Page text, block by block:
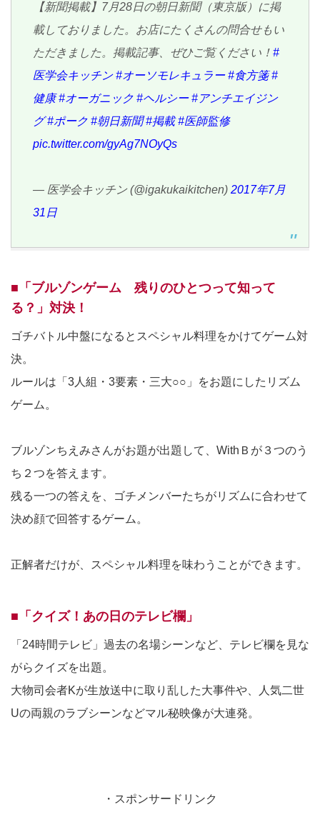
【新聞掲載】7月28日の朝日新聞（東京版）に掲
載しておりました。お店にたくさんの問合せもい
ただきました。掲載記事、ぜひご覧ください！ #
医学会キッチン #オーソモレキュラー #食方箋 #
健康 #オーガニック #ヘルシー #アンチエイジン
グ #ポーク #朝日新聞 #掲載 #医師監修
pic.twitter.com/gyAg7NOyQs
— 医学会キッチン (@igakukaikitchen) 2017年7月
31日
■「ブルゾンゲーム 残りのひとつって知って
る？」対決！
ゴチバトル中盤になるとスペシャル料理をかけてゲーム対
決。
ルールは「3人組・3要素・三大○○」をお題にしたリズム
ゲーム。
ブルゾンちえみさんがお題が出題して、WithＢが３つのう
ち２つを答えます。
残る一つの答えを、ゴチメンバーたちがリズムに合わせて
決め顔で回答するゲーム。
正解者だけが、スペシャル料理を味わうことができます。
■「クイズ！あの日のテレビ欄」
「24時間テレビ」過去の名場シーンなど、テレビ欄を見な
がらクイズを出題。
大物司会者Kが生放送中に取り乱した大事件や、人気二世
Uの両親のラブシーンなどマル秘映像が大連発。
・スポンサードリンク